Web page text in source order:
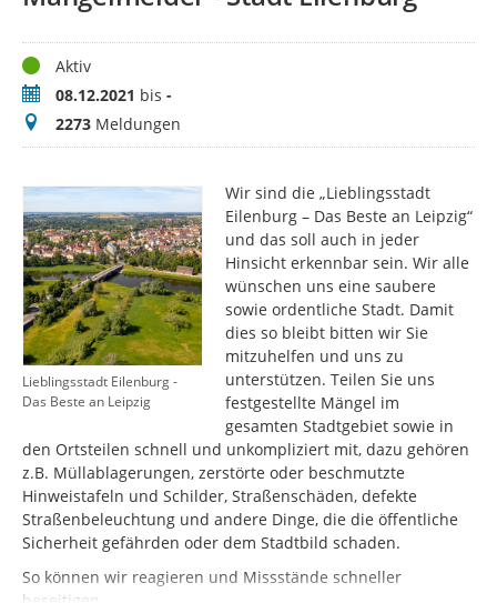
StatusAktiv
Zeitraum08.12.2021 bis -
Meldungen
2273 Meldungen
Lieblingsstadt Eilenburg -
Das Beste an Leipzig
Wir sind die „Lieblingsstadt
Eilenburg – Das Beste an Leipzig“
und das soll auch in jeder
Hinsicht erkennbar sein. Wir alle
wünschen uns eine saubere
sowie ordentliche Stadt. Damit
dies so bleibt bitten wir Sie
mitzuhelfen und uns zu
unterstützen. Teilen Sie uns
festgestellte Mängel im
gesamten Stadtgebiet sowie in
den Ortsteilen schnell und unkompliziert mit, dazu gehören
z.B. Müllablagerungen, zerstörte oder beschmutzte
Hinweistafeln und Schilder, Straßenschäden, defekte
Straßenbeleuchtung und andere Dinge, die die öffentliche
Sicherheit gefährden oder dem Stadtbild schaden.
So können wir reagieren und Missstände schneller